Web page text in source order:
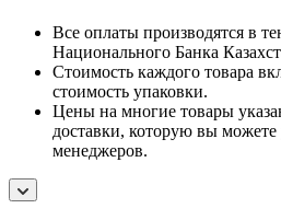
Все оплаты производятся в
Национального Банка
Стоимость каждого товара
стоимость упаковки.
Цены на многие товары
доставки, которую вы
менеджеров.